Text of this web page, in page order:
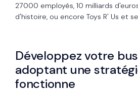
27000 employés, 10 milliards
d'histoire, ou encore Toys R' Us et
Développez votre
adoptant une
fonctionne